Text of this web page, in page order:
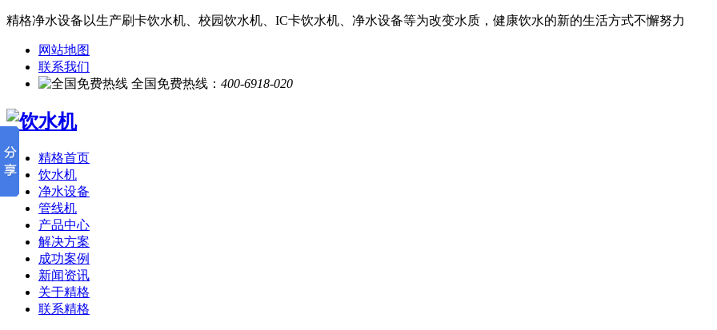
精格净水设备以生产刷卡饮水机、校园饮水机、IC卡饮水机、净水设备等为改变水质，健康饮水的新的生活方式不懈努力
网站地图
联系我们
全国免费热线： 400-6918-020
精格首页
饮水机
净水设备
管线机
产品中心
解决方案
成功案例
新闻资讯
关于精格
联系精格